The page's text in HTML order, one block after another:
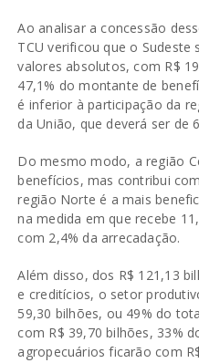
Ao analisar a concessão
TCU verificou que o
valores absolutos, com R$
47,1% do montante de
é inferior à participação da
da União, que deverá ser de
Do mesmo modo, a região
benefícios, mas contribui
região Norte é a mais
na medida em que recebe
com 2,4% da arrecadação.
Além disso, dos R$ 121,13
e creditícios, o setor
59,30 bilhões, ou 49% do
com R$ 39,70 bilhões, 33%
agropecuários ficarão com